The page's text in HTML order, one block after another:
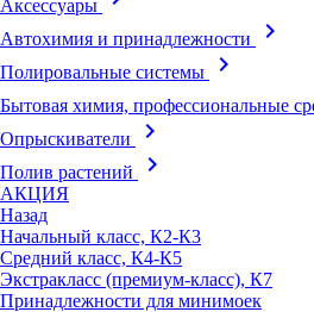
Аксессуары
Автохимия и принадлежности keyboard_arrow_right
Полировальные системы keyboard_arrow_right
Бытовая химия, профессиональные
Опрыскиватели keyboard_arrow_right
Полив растений keyboard_arrow_right
АКЦИЯ
Назад
Начальный класс, К2-К3
Средний класс, К4-К5
Экстракласс (премиум-класс), К7
Принадлежности для минимоек